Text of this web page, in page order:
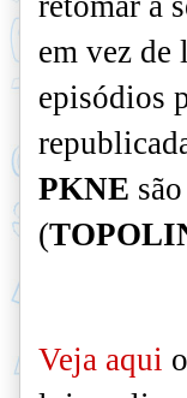
em vez de
episódios
PKNE
(
Veja aqui